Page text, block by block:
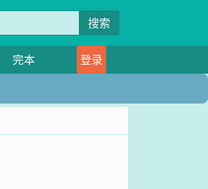
搜索
完本
登录